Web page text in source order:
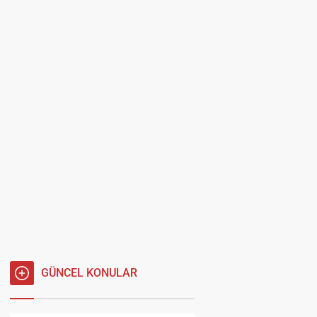
GÜNCEL KONULAR